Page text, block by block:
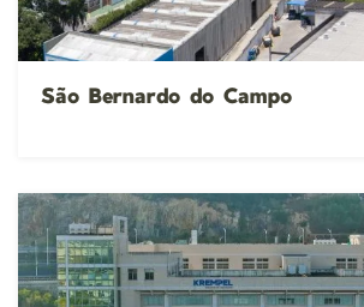
São Bernardo do Campo